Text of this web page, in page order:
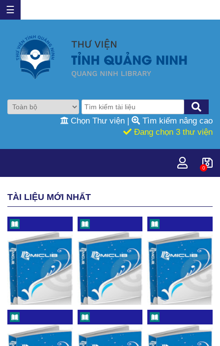
☰
Chọn Thư viện |
Tìm kiếm nâng cao
Đang chọn 3 thư viện
0
TÀI LIỆU MỚI NHẤT